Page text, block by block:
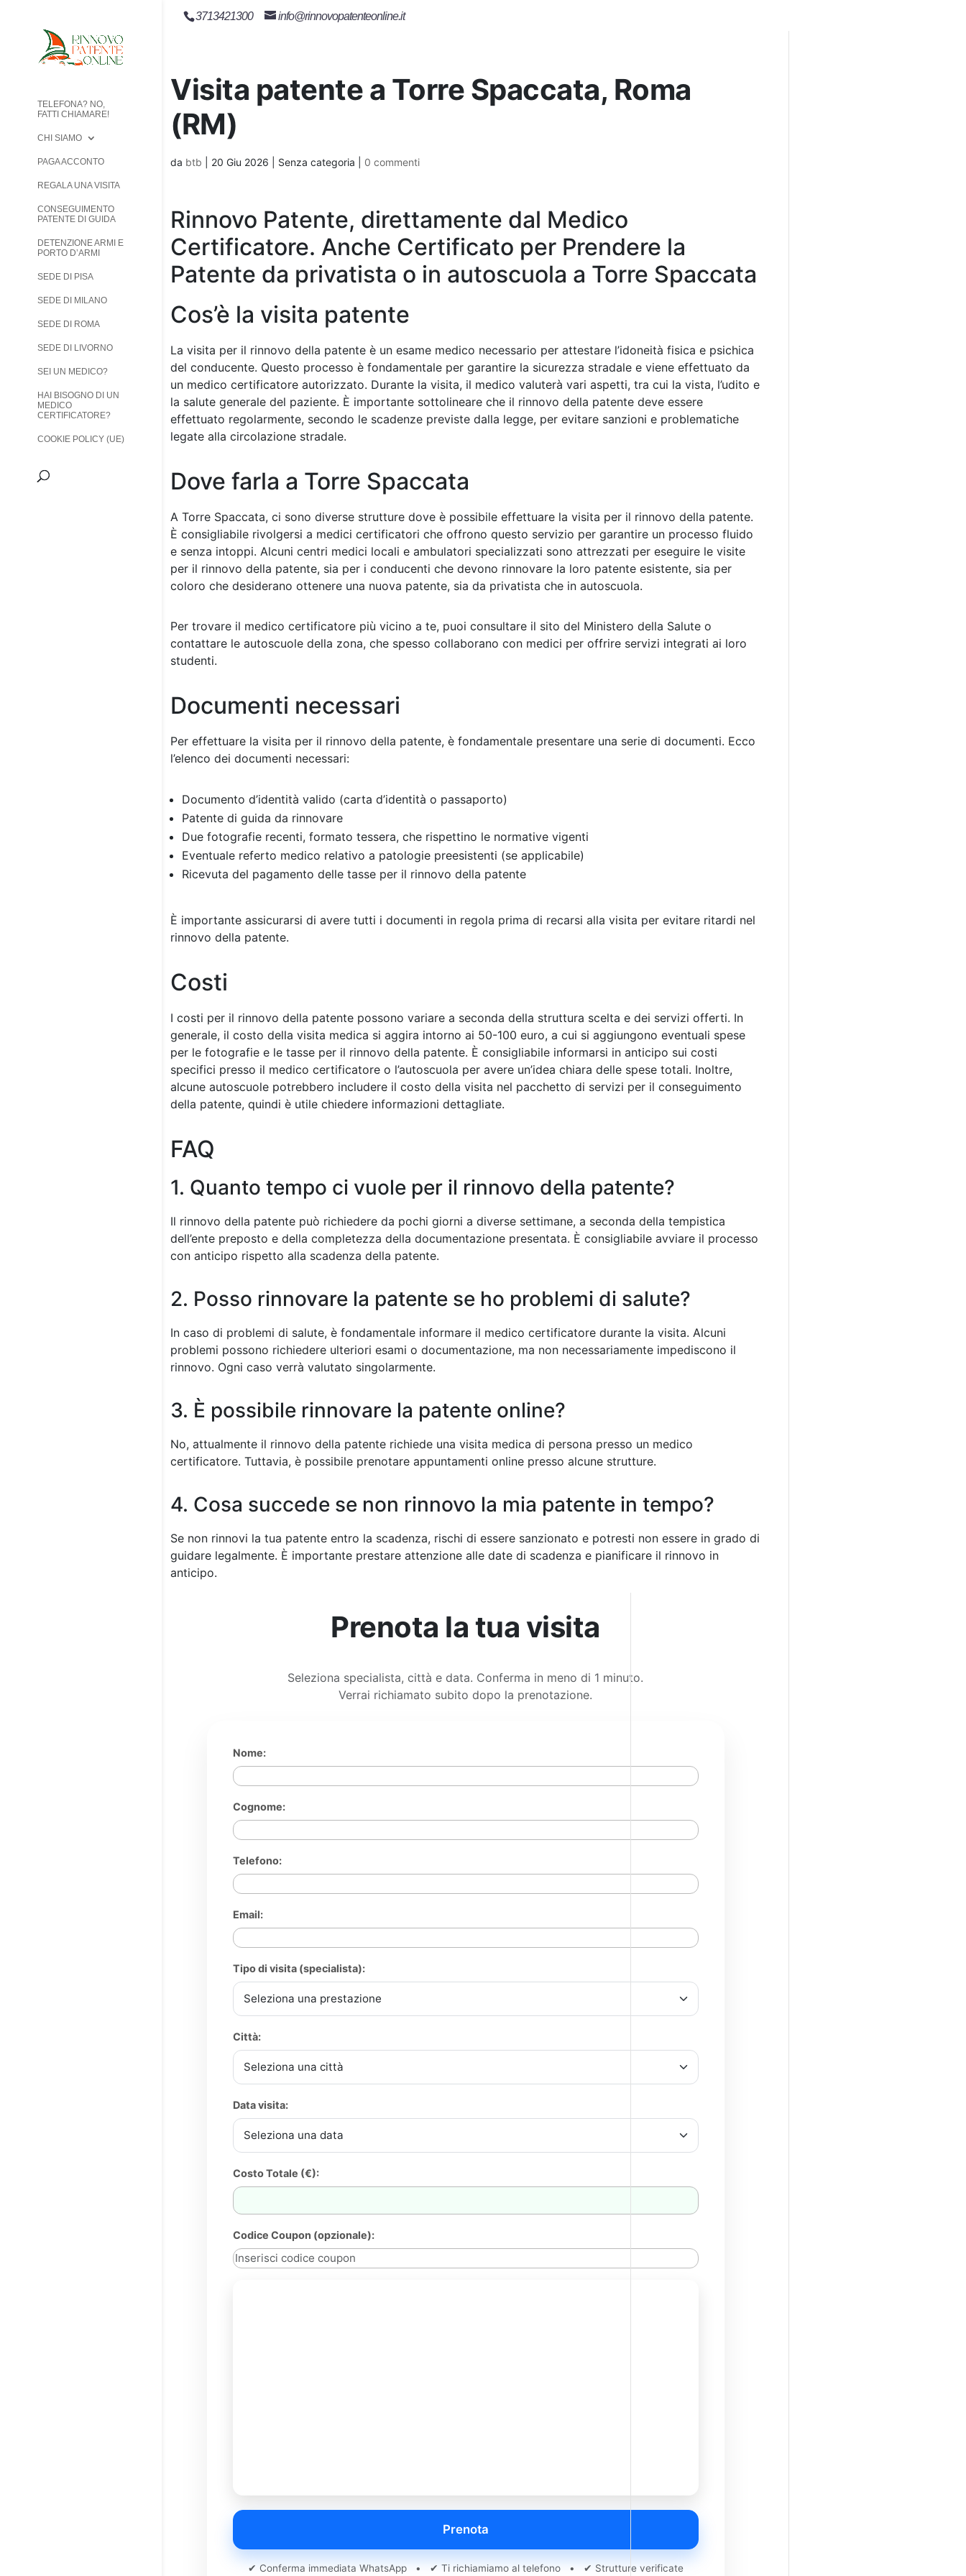
3713421300 info@rinnovopatenteonline.it
TELEFONA? NO,
FATTI CHIAMARE!
CHI SIAMO
PAGA ACCONTO
REGALA UNA VISITA
CONSEGUIMENTO
PATENTE DI GUIDA
DETENZIONE ARMI E
PORTO D’ARMI
SEDE DI PISA
SEDE DI MILANO
SEDE DI ROMA
SEDE DI LIVORNO
SEI UN MEDICO?
HAI BISOGNO DI UN
MEDICO
CERTIFICATORE?
COOKIE POLICY (UE)
Visita patente a Torre Spaccata, Roma
(RM)
da btb 20 Giu 2026 | Senza categoria | 0 commenti
Rinnovo Patente, direttamente dal Medico
Certificatore. Anche Certificato per Prendere la
Patente da privatista o in autoscuola a Torre Spaccata
Cos’è la visita patente
La visita per il rinnovo della patente è un esame medico necessario per attestare l’idoneità fisica e psichica
del conducente. Questo processo è fondamentale per garantire la sicurezza stradale e viene effettuato da
un medico certificatore autorizzato. Durante la visita, il medico valuterà vari aspetti, tra cui la vista, l’udito e
la salute generale del paziente. È importante sottolineare che il rinnovo della patente deve essere
effettuato regolarmente, secondo le scadenze previste dalla legge, per evitare sanzioni e problematiche
legate alla circolazione stradale.
Dove farla a Torre Spaccata
A Torre Spaccata, ci sono diverse strutture dove è possibile effettuare la visita per il rinnovo della patente.
È consigliabile rivolgersi a medici certificatori che offrono questo servizio per garantire un processo fluido
e senza intoppi. Alcuni centri medici locali e ambulatori specializzati sono attrezzati per eseguire le visite
per il rinnovo della patente, sia per i conducenti che devono rinnovare la loro patente esistente, sia per
coloro che desiderano ottenere una nuova patente, sia da privatista che in autoscuola.
Per trovare il medico certificatore più vicino a te, puoi consultare il sito del Ministero della Salute o
contattare le autoscuole della zona, che spesso collaborano con medici per offrire servizi integrati ai loro
studenti.
Documenti necessari
Per effettuare la visita per il rinnovo della patente, è fondamentale presentare una serie di documenti. Ecco
l’elenco dei documenti necessari:
Documento d’identità valido (carta d’identità o passaporto)
Patente di guida da rinnovare
Due fotografie recenti, formato tessera, che rispettino le normative vigenti
Eventuale referto medico relativo a patologie preesistenti (se applicabile)
Ricevuta del pagamento delle tasse per il rinnovo della patente
È importante assicurarsi di avere tutti i documenti in regola prima di recarsi alla visita per evitare ritardi nel
rinnovo della patente.
Costi
I costi per il rinnovo della patente possono variare a seconda della struttura scelta e dei servizi offerti. In
generale, il costo della visita medica si aggira intorno ai 50-100 euro, a cui si aggiungono eventuali spese
per le fotografie e le tasse per il rinnovo della patente. È consigliabile informarsi in anticipo sui costi
specifici presso il medico certificatore o l’autoscuola per avere un’idea chiara delle spese totali. Inoltre,
alcune autoscuole potrebbero includere il costo della visita nel pacchetto di servizi per il conseguimento
della patente, quindi è utile chiedere informazioni dettagliate.
FAQ
1. Quanto tempo ci vuole per il rinnovo della patente?
Il rinnovo della patente può richiedere da pochi giorni a diverse settimane, a seconda della tempistica
dell’ente preposto e della completezza della documentazione presentata. È consigliabile avviare il processo
con anticipo rispetto alla scadenza della patente.
2. Posso rinnovare la patente se ho problemi di salute?
In caso di problemi di salute, è fondamentale informare il medico certificatore durante la visita. Alcuni
problemi possono richiedere ulteriori esami o documentazione, ma non necessariamente impediscono il
rinnovo. Ogni caso verrà valutato singolarmente.
3. È possibile rinnovare la patente online?
No, attualmente il rinnovo della patente richiede una visita medica di persona presso un medico
certificatore. Tuttavia, è possibile prenotare appuntamenti online presso alcune strutture.
4. Cosa succede se non rinnovo la mia patente in tempo?
Se non rinnovi la tua patente entro la scadenza, rischi di essere sanzionato e potresti non essere in grado di
guidare legalmente. È importante prestare attenzione alle date di scadenza e pianificare il rinnovo in
anticipo.
Prenota la tua visita
Seleziona specialista, città e data. Conferma in meno di 1 minuto.
Verrai richiamato subito dopo la prenotazione.
Nome:
Cognome:
Telefono:
Email:
Tipo di visita (specialista):
Città:
Data visita:
Costo Totale (€):
Codice Coupon (opzionale):
Prenota
✔ Conferma immediata WhatsApp • ✔ Ti richiamiamo al telefono • ✔ Strutture verificate